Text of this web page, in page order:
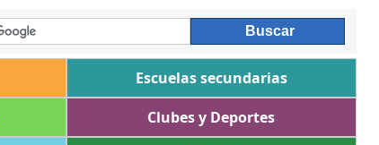
Escuelas secundarias
Clubes y Deportes